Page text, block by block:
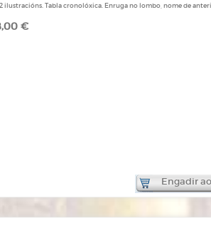
ilustracións. Tabla cronolóxica. Enruga no lombo, nome de
€
Engadir